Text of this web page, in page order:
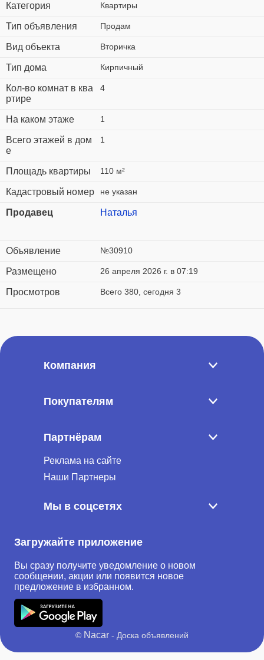
Категория Квартиры
Тип объявления Продам
Вид объекта Вторичка
Тип дома Кирпичный
Кол-во комнат в ква
ртире
4
На каком этаже 1
Всего этажей в дом
е
1
Площадь квартиры 110 м²
Кадастровый номер не указан
Продавец Наталья
Объявление №30910
Размещено 26 апреля 2026 г. в 07:19
Просмотров Всего 380, сегодня 3
Компания
Покупателям
Партнёрам
Реклама на сайте
Наши Партнеры
Мы в соцсетях
Загружайте приложение
Вы сразу получите уведомление о новом
сообщении, акции или появится новое
предложение в избранном.
© Nacar - Доска объявлений